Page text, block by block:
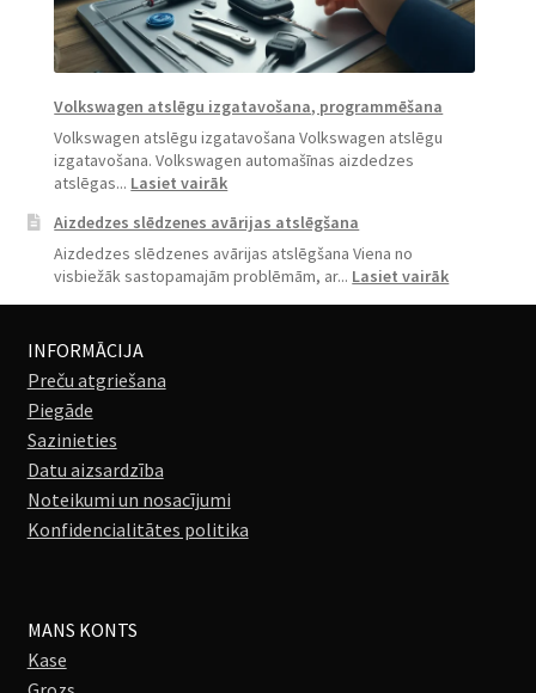
Volkswagen atslēgu izgatavošana, programmēšana
Volkswagen atslēgu izgatavošana Volkswagen atslēgu
izgatavošana. Volkswagen automašīnas aizdedzes
atslēgas... Lasiet vairāk:
atslēgu
izgatavošana,
programmēšana
Aizdedzes slēdzenes avārijas atslēgšana
Aizdedzes slēdzenes avārijas atslēgšana Viena no
visbiežāk sastopamajām problēmām, ar... Lasiet vairāk:
INFORMĀCIJA
Preču atgriešana
Piegāde
Sazinieties
Datu aizsardzība
Noteikumi un nosacījumi
Konfidencialitātes politika
MANS KONTS
Kase